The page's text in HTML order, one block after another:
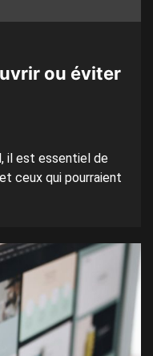
ou éviter
il est essentiel de
ceux qui pourraient